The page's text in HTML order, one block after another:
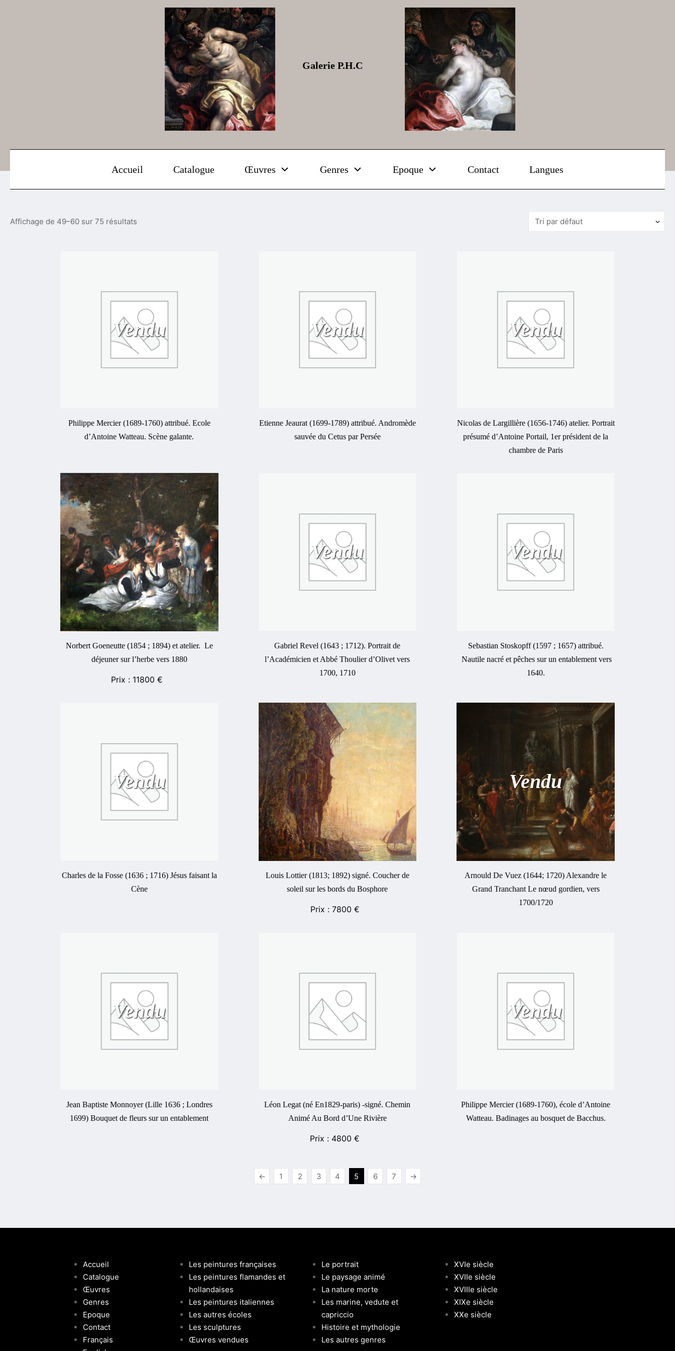
Galerie P.H.C
Accueil Catalogue Œuvres Genres Epoque Contact Langues
Affichage de 49–60 sur 75 résultats
Vendu
Philippe Mercier (1689-1760) attribué. Ecole
d’Antoine Watteau. Scène galante.
Vendu
Etienne Jeaurat (1699-1789) attribué. Andromède
sauvée du Cetus par Persée
Vendu
Nicolas de Largillière (1656-1746) atelier. Portrait
présumé d’Antoine Portail, 1er président de la
chambre de Paris
Norbert Goeneutte (1854 ; 1894) et atelier. Le
déjeuner sur l’herbe vers 1880
11800 €
Vendu
Gabriel Revel (1643 ; 1712). Portrait de
l’Académicien et Abbé Thoulier d’Olivet vers
1700, 1710
Vendu
Sebastian Stoskopff (1597 ; 1657) attribué.
Nautile nacré et pêches sur un entablement vers
1640.
Vendu
Charles de la Fosse (1636 ; 1716) Jésus faisant la
Cène
Louis Lottier (1813; 1892) signé. Coucher de
soleil sur les bords du Bosphore
7800 €
Vendu
Arnould De Vuez (1644; 1720) Alexandre le
Grand Tranchant Le nœud gordien, vers
1700/1720
Vendu
Jean Baptiste Monnoyer (Lille 1636 ; Londres
1699) Bouquet de fleurs sur un entablement
Léon Legat (né En1829-paris) -signé. Chemin
Animé Au Bord d’Une Rivière
4800€
Vendu
Philippe Mercier (1689-1760), école d’Antoine
Watteau. Badinages au bosquet de Bacchus.
← 1 2 3 4 5 6 7 →
Accueil
Catalogue
Œuvres
Genres
Epoque
Contact
Français
Les peintures françaises
Les peintures flamandes et
hollandaises
Les peintures italiennes
Les autres écoles
Les sculptures
Œuvres vendues
Le portrait
Le paysage animé
La nature morte
Les marine, vedute et
capriccio
Histoire et mythologie
Les autres genres
XVIe siècle
XVIIe siècle
XVIIIe siècle
XIXe siècle
XXe siècle